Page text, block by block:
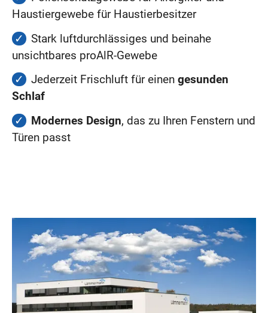
Haustiergewebe für Haustierbesitzer
Stark luftdurchlässiges und beinahe
unsichtbares proAlR-Gewebe
Jederzeit Frischluft für einen gesunden
Schlaf
Modernes Design, das zu Ihren Fenstern und
Türen passt